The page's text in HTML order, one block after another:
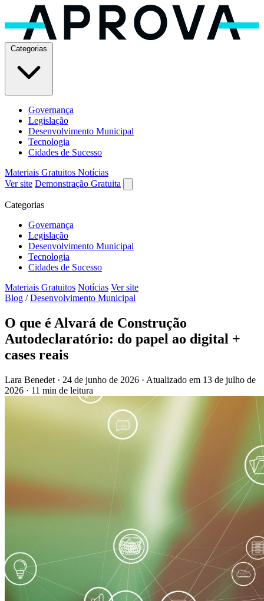
Governança
Legislação
Desenvolvimento Municipal
Tecnologia
Cidades de Sucesso
Materiais Gratuitos Notícias
Ver site Demonstração Gratuita
Categorias
Governança
Legislação
Desenvolvimento Municipal
Tecnologia
Cidades de Sucesso
Materiais Gratuitos Notícias Ver site
Blog / Desenvolvimento Municipal
O que é Alvará de Construção
Autodeclaratório: do papel ao digital +
cases reais
Lara Benedet · 24 de junho de 2026 · Atualizado em 13 de julho de
2026 · 11 min de leitura